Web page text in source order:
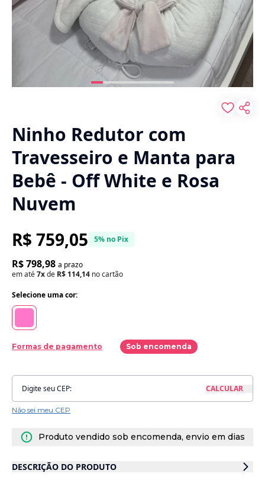
Ninho Redutor com
Travesseiro e Manta para
Bebê - Off White e Rosa
Nuvem
R$ 759,05 5% no Pix
R$ 798,98 a prazo
em até7xde R$ 114,14 no cartão
Selecione uma cor:
Formas de pagamento Sob encomenda
Não sei meu CEP
Produto vendido sob encomenda, envio em dias
DESCRIÇÃO DO PRODUTO